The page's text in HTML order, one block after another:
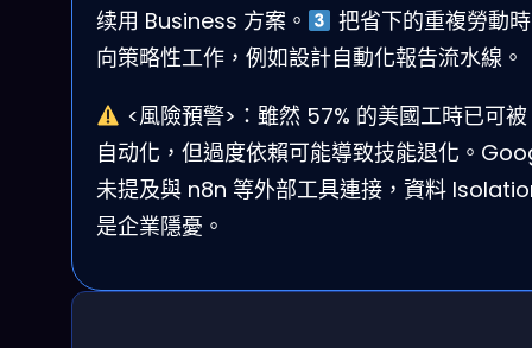
续用 Business 方案。
把省下的重複勞動
向策略性工作，例如設計自動化報告流水線。
<風險預警>：雖然 57% 的美國工時已可被
自动化，但過度依賴可能導致技能退化。
未提及與 n8n 等外部工具連接，資料
是企業隱憂。